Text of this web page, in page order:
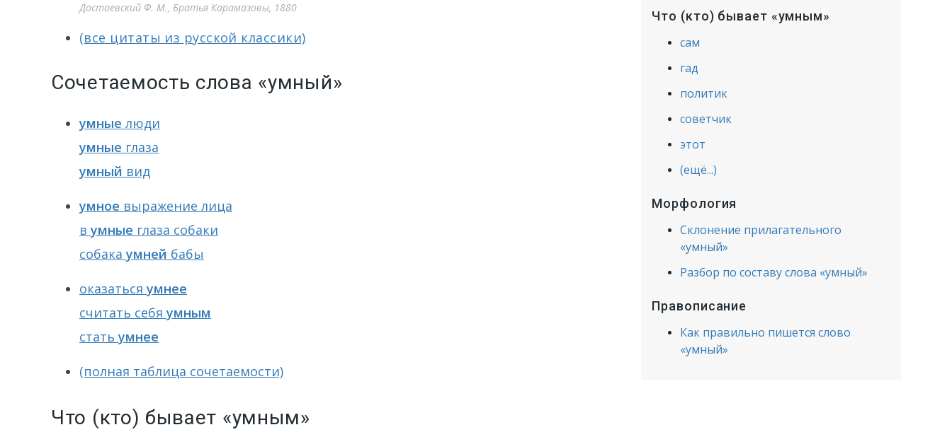
Достоевский Ф. М., Братья Карамазовы, 1880
(все цитаты из русской классики)
Сочетаемость слова «умный»
умные люди
умные глаза
умный вид
умное выражение лица
вумные глаза собаки
собакаумней бабы
оказатьсяумнее
считать себяумным
статьумнее
(полная таблица сочетаемости)
Что (кто) бывает «умным»
Что (кто) бывает «умным»
сам
гад
политик
советчик
этот
(ещё...)
Морфология
Склонение прилагательного
«умный»
Разбор по составу слова «умный»
Правописание
Как правильно пишется слово
«умный»